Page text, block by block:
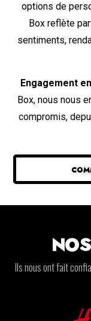
options de
Box reflète
sentiments,
Engagement
Box, nous nous
compromis,
Ils nous ont fait